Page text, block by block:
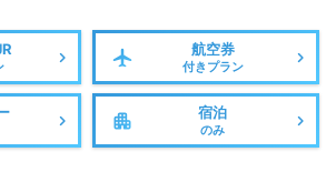
航空券
付きプラン
宿泊
のみ